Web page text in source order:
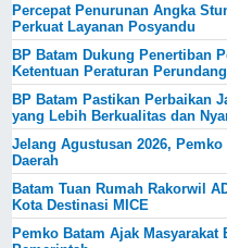
Percepat Penurunan Angka
Perkuat Layanan Posyandu
BP Batam Dukung Penertiban
Ketentuan Peraturan
BP Batam Pastikan Perbaikan
yang Lebih Berkualitas dan
Jelang Agustusan 2026,
Daerah
Batam Tuan Rumah Rakorwil
Kota Destinasi MICE
Pemko Batam Ajak